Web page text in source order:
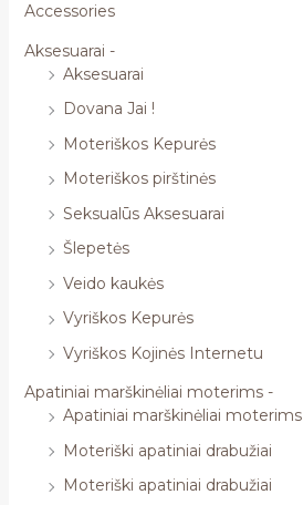
Accessories
Aksesuarai -
Aksesuarai
Dovana Jai !
Moteriškos Kepurės
Moteriškos pirštinės
Seksualūs Aksesuarai
Šlepetės
Veido kaukės
Vyriškos Kepurės
Vyriškos Kojinės Internetu
Apatiniai marškinėliai moterims -
Apatiniai marškinėliai moterims
Moteriški apatiniai drabužiai
Moteriški apatiniai drabužiai